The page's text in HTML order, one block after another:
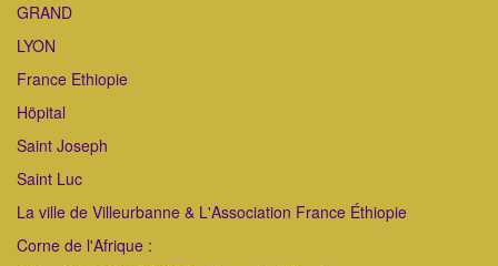
GRAND
LYON
France Ethiopie
Höpital
Saint Joseph
Saint Luc
La ville de Villeurbanne & L'Association France Éthiopie
Corne de l'Afrique :